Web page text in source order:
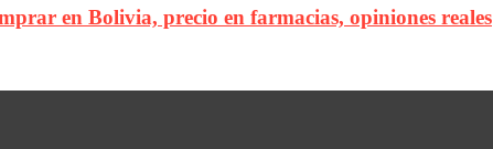
en Bolivia, precio en farmacias, opiniones reales